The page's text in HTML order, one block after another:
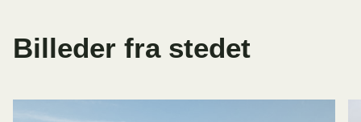
Billeder fra stedet